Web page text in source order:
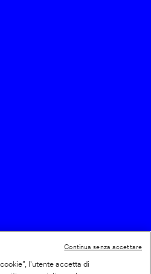
l'utente accetta di
Continua senza accettare